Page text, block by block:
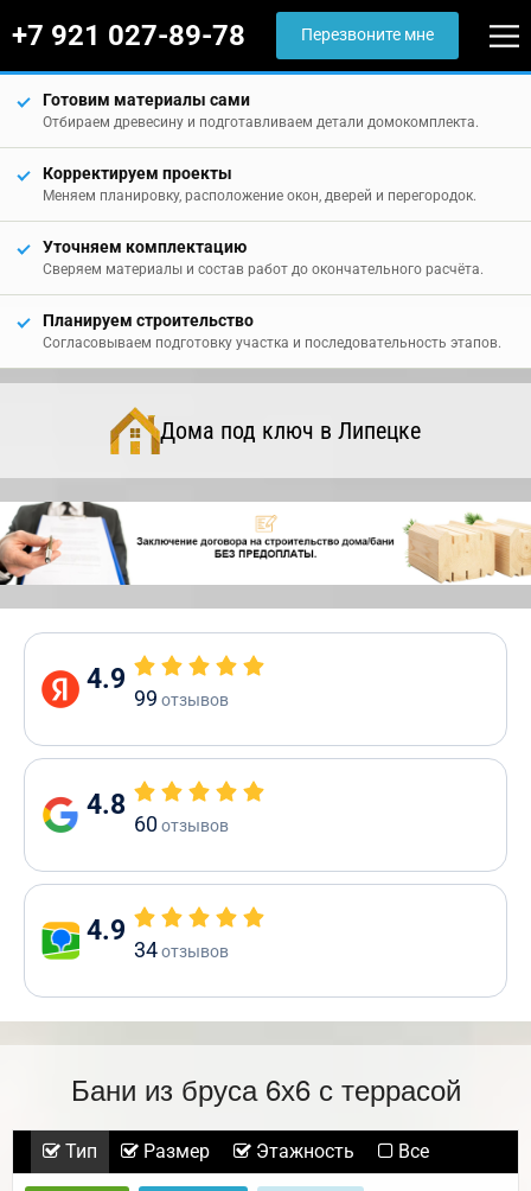
+7 921 027-89-78 Перезвоните мне
Готовим материалы сами
Отбираем древесину и подготавливаем детали домокомплекта.
Корректируем проекты
Меняем планировку, расположение окон, дверей и перегородок.
Уточняем комплектацию
Сверяем материалы и состав работ до окончательного расчёта.
Планируем строительство
Согласовываем подготовку участка и последовательность этапов.
Дома под ключ в Липецке
4.9
99 отзывов
4.8
60отзывов
4.9
34отзывов
Бани из бруса 6х6 с террасой
Тип Размер Этажность Все